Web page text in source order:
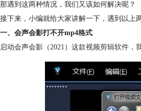
那遇到这两种情况，我们又该如何解决呢？
接下来，小编就给大家讲解一下，遇到以上
一、会声会影打不开mp4格式
启动会声会影（2021）这款视频剪辑软件 ，